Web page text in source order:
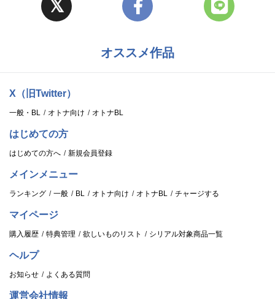
オススメ作品
X（旧Twitter）
一般・BL オトナ向け オトナBL
はじめての方
はじめての方へ 新規会員登録
メインメニュー
ランキング 一般 BL オトナ向け オトナBL チャージする
マイページ
購入履歴 特典管理 欲しいものリスト シリアル対象商品一覧
ヘルプ
お知らせ よくある質問
運営会社情報